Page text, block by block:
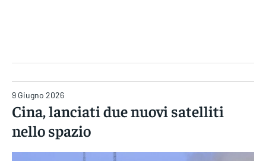
9 Giugno 2026
Cina, lanciati due nuovi satelliti
nello spazio